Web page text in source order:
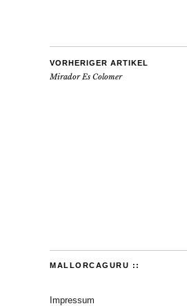
VORHERIGER ARTIKEL
Mirador Es Colomer
MALLORCAGURU ::
Impressum